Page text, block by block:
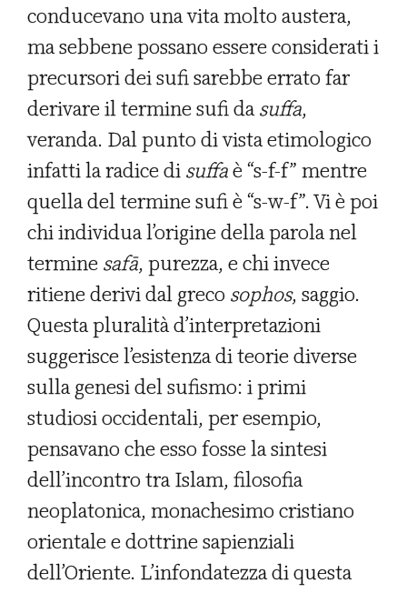
conducevano una vita molto austera,
ma sebbene possano essere considerati i
precursori dei sufi sarebbe errato far
derivare il termine sufi dasuffa,
veranda. Dal punto di vista etimologico
infatti la radice di suffaè “s-f-f” mentre
quella del termine sufi è “s-w-f”. Vi è poi
chi individua l’origine della parola nel
termine safā, purezza, e chi invece
ritiene derivi dal greco sophos, saggio.
Questa pluralità d’interpretazioni
suggerisce l’esistenza di teorie diverse
sulla genesi del sufismo: i primi
studiosi occidentali, per esempio,
pensavano che esso fosse la sintesi
dell’incontro tra Islam, filosofia
neoplatonica, monachesimo cristiano
orientale e dottrine sapienziali
dell’Oriente. L’infondatezza di questa